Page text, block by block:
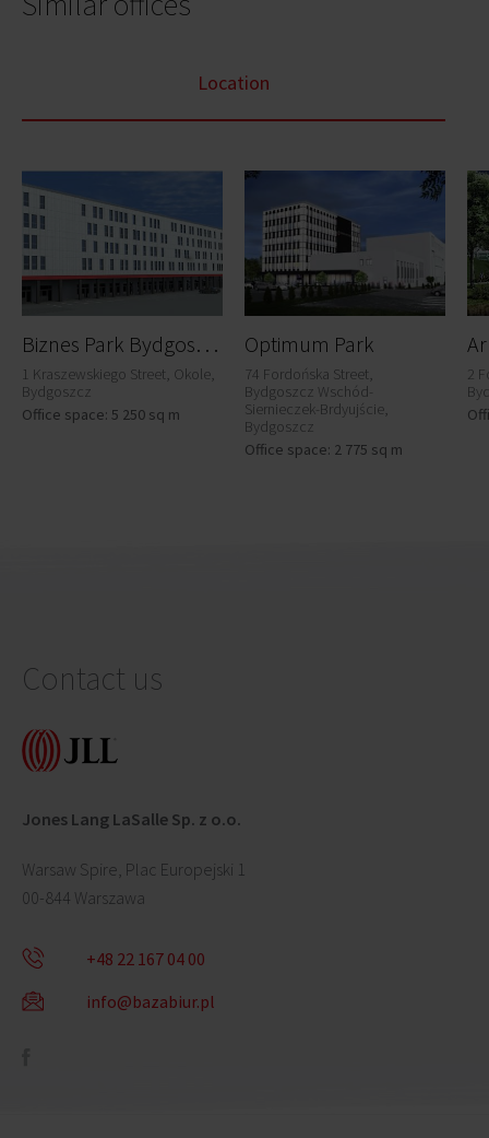
Location
B
iznes Park Bydgoszcz - Eta
1 Kraszewskiego Street, Okole,
Bydgoszcz
Office space: 5 250 sq m
Optimum Park
74 Fordońska Street,
Bydgoszcz Wschód-
Siernieczek-Brdyujście,
Bydgoszcz
Office space: 2 775 sq m
2
Contact us
Jones Lang LaSalle Sp. z o.o.
Warsaw Spire, Plac Europejski 1
00-844 Warszawa
+48 22 167 04 00
info@bazabiur.pl